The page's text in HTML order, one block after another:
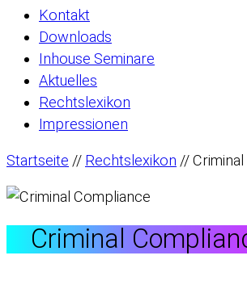
Kontakt
Downloads
Inhouse Seminare
Aktuelles
Rechtslexikon
Impressionen
Startseite // Rechtslexikon //
Criminal